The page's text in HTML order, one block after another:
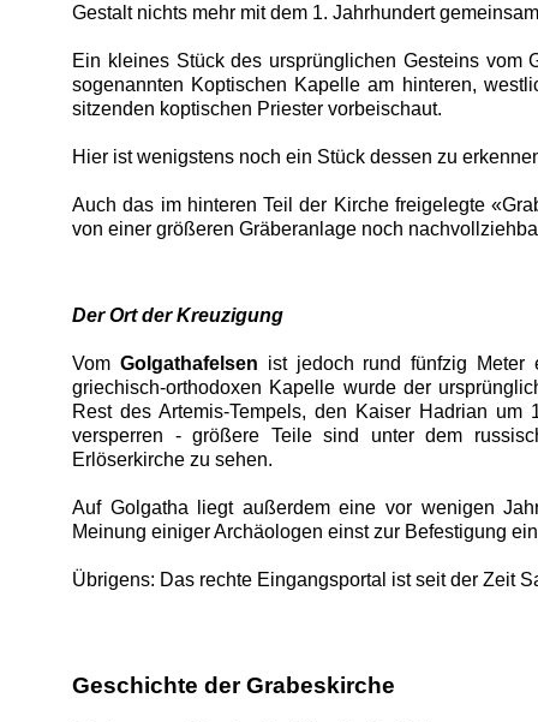
Gestalt nichts mehr mit dem 1. Jahrhundert
Ein kleines Stück des ursprünglichen Gesteins
sogenannten Koptischen Kapelle am hinteren,
sitzenden koptischen Priester vorbeischaut.
Hier ist wenigstens noch ein Stück dessen zu
Auch das im hinteren Teil der Kirche freigelegte
von einer größeren Gräberanlage noch
Der Ort der Kreuzigung
Vom Golgathafelsen ist jedoch rund fünfzig
griechisch-orthodoxen Kapelle wurde der
Rest des Artemis-Tempels, den Kaiser Hadrian
versperren - größere Teile sind unter dem
Erlöserkirche zu sehen.
Auf Golgatha liegt außerdem eine vor wenigen
Meinung einiger Archäologen einst zur Befestigung
Übrigens: Das rechte Eingangsportal ist seit der Zeit
Geschichte der Grabeskirche